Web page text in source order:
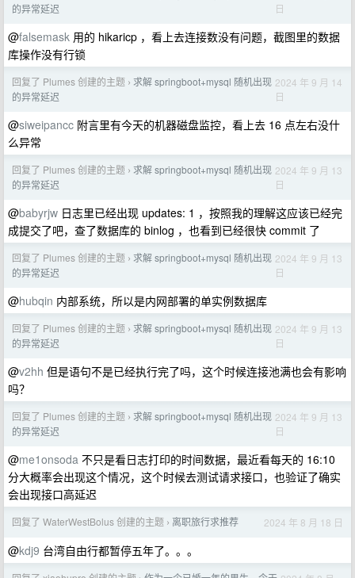
的异常延迟
日
@falsemask 用的 hikaricp ，看上去连接数没有问题，截图里的数据
库操作没有行锁
回复了 Plumes 创建的主题 › 求解 springboot+mysql 随机出现
的异常延迟
2024 年 9 月 14
日
@siweipancc 附言里有今天的机器磁盘监控，看上去 16 点左右没什
么异常
回复了 Plumes 创建的主题 › 求解 springboot+mysql 随机出现
的异常延迟
2024 年 9 月 13
日
@babyrjw 日志里已经出现 updates: 1 ，按照我的理解这应该已经完
成提交了吧，查了数据库的 binlog ，也看到已经很快 commit 了
回复了 Plumes 创建的主题 › 求解 springboot+mysql 随机出现
的异常延迟
2024 年 9 月 13
日
@hubqin 内部系统，所以是内网部署的单实例数据库
回复了 Plumes 创建的主题 › 求解 springboot+mysql 随机出现
的异常延迟
2024 年 9 月 13
日
@v2hh 但是语句不是已经执行完了吗，这个时候连接池满也会有影响
吗？
回复了 Plumes 创建的主题 › 求解 springboot+mysql 随机出现
的异常延迟
2024 年 9 月 13
日
@me1onsoda 不只是看日志打印的时间数据，最近看每天的 16:10
分大概率会出现这个情况，这个时候去测试请求接口，也验证了确实
会出现接口高延迟
回复了 WaterWestBolus 创建的主题 › 离职旅行求推荐 2024 年 8 月 18 日
@kdj9 台湾自由行都暂停五年了。。。